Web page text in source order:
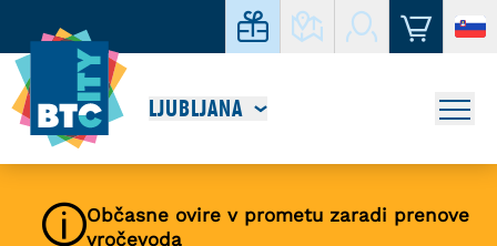
LJUBLJANA
Občasne ovire v prometu zaradi prenove
vročevoda